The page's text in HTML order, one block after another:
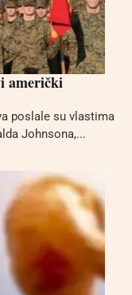
američki
poslale su vlastima
Johnsona,...